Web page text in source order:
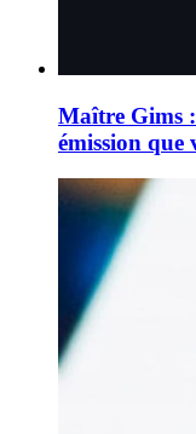
Maître Gims
émission que